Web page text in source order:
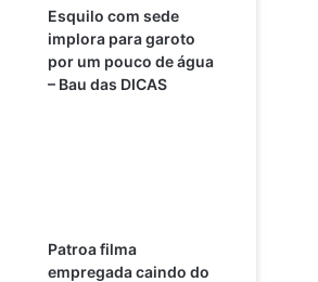
Esquilo com sede
implora para garoto
por um pouco de água
– Bau das DICAS
Patroa filma
empregada caindo do